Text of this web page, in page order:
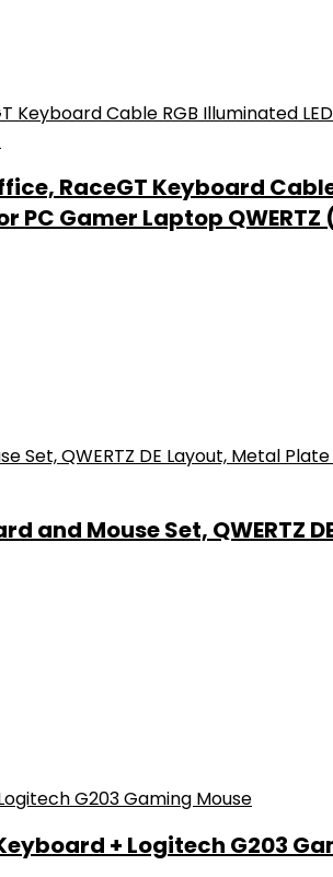
RaceGT Keyboard
PC Gamer Laptop
Mouse Set, QWERTZ
+ Logitech G203